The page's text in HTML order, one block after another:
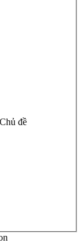
đề